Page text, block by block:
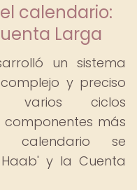
calendario:
Larga
un sistema
y preciso
ciclos
componentes más
calendario se
y la Cuenta